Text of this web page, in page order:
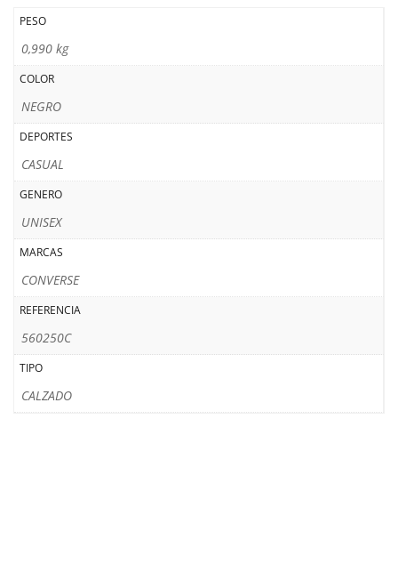
PESO
0,990 kg
COLOR
NEGRO
DEPORTES
CASUAL
GENERO
UNISEX
MARCAS
CONVERSE
REFERENCIA
560250C
TIPO
CALZADO